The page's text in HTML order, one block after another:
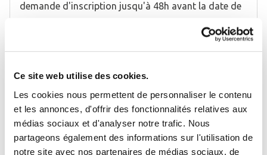
Ce site web utilise des cookies.
Les cookies nous permettent de personnaliser le contenu
et les annonces, d'offrir des fonctionnalités relatives aux
médias sociaux et d'analyser notre trafic. Nous
partageons également des informations sur l'utilisation de
notre site avec nos partenaires de médias sociaux, de
demande d'inscription jusqu'à 48h avant la date de
En préparation de la formation, un lien au
questionnaire préparatoire est adressé à chaque
participant par mail.
Les formations inter-entreprises sont confirmées en
moyenne 4 à 5 semaines avant leur date d'ouverture,
par l'envoi d'une convocation, sous réserve d'un
Se connecter